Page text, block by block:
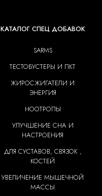
КАТАЛОГ СПЕЦ ДОБАВОК
SARMS
ТЕСТОБУСТЕРЫ И ПКТ
ЖИРОСЖИГАТЕЛИ И
ЭНЕРГИЯ
НООТРОПЫ
УЛУЧШЕНИЕ СНА И
НАСТРОЕНИЯ
ДЛЯ СУСТАВОВ, СВЯЗОК ,
КОСТЕЙ
УВЕЛИЧЕНИЕ МЫШЕЧНОЙ
МАССЫ